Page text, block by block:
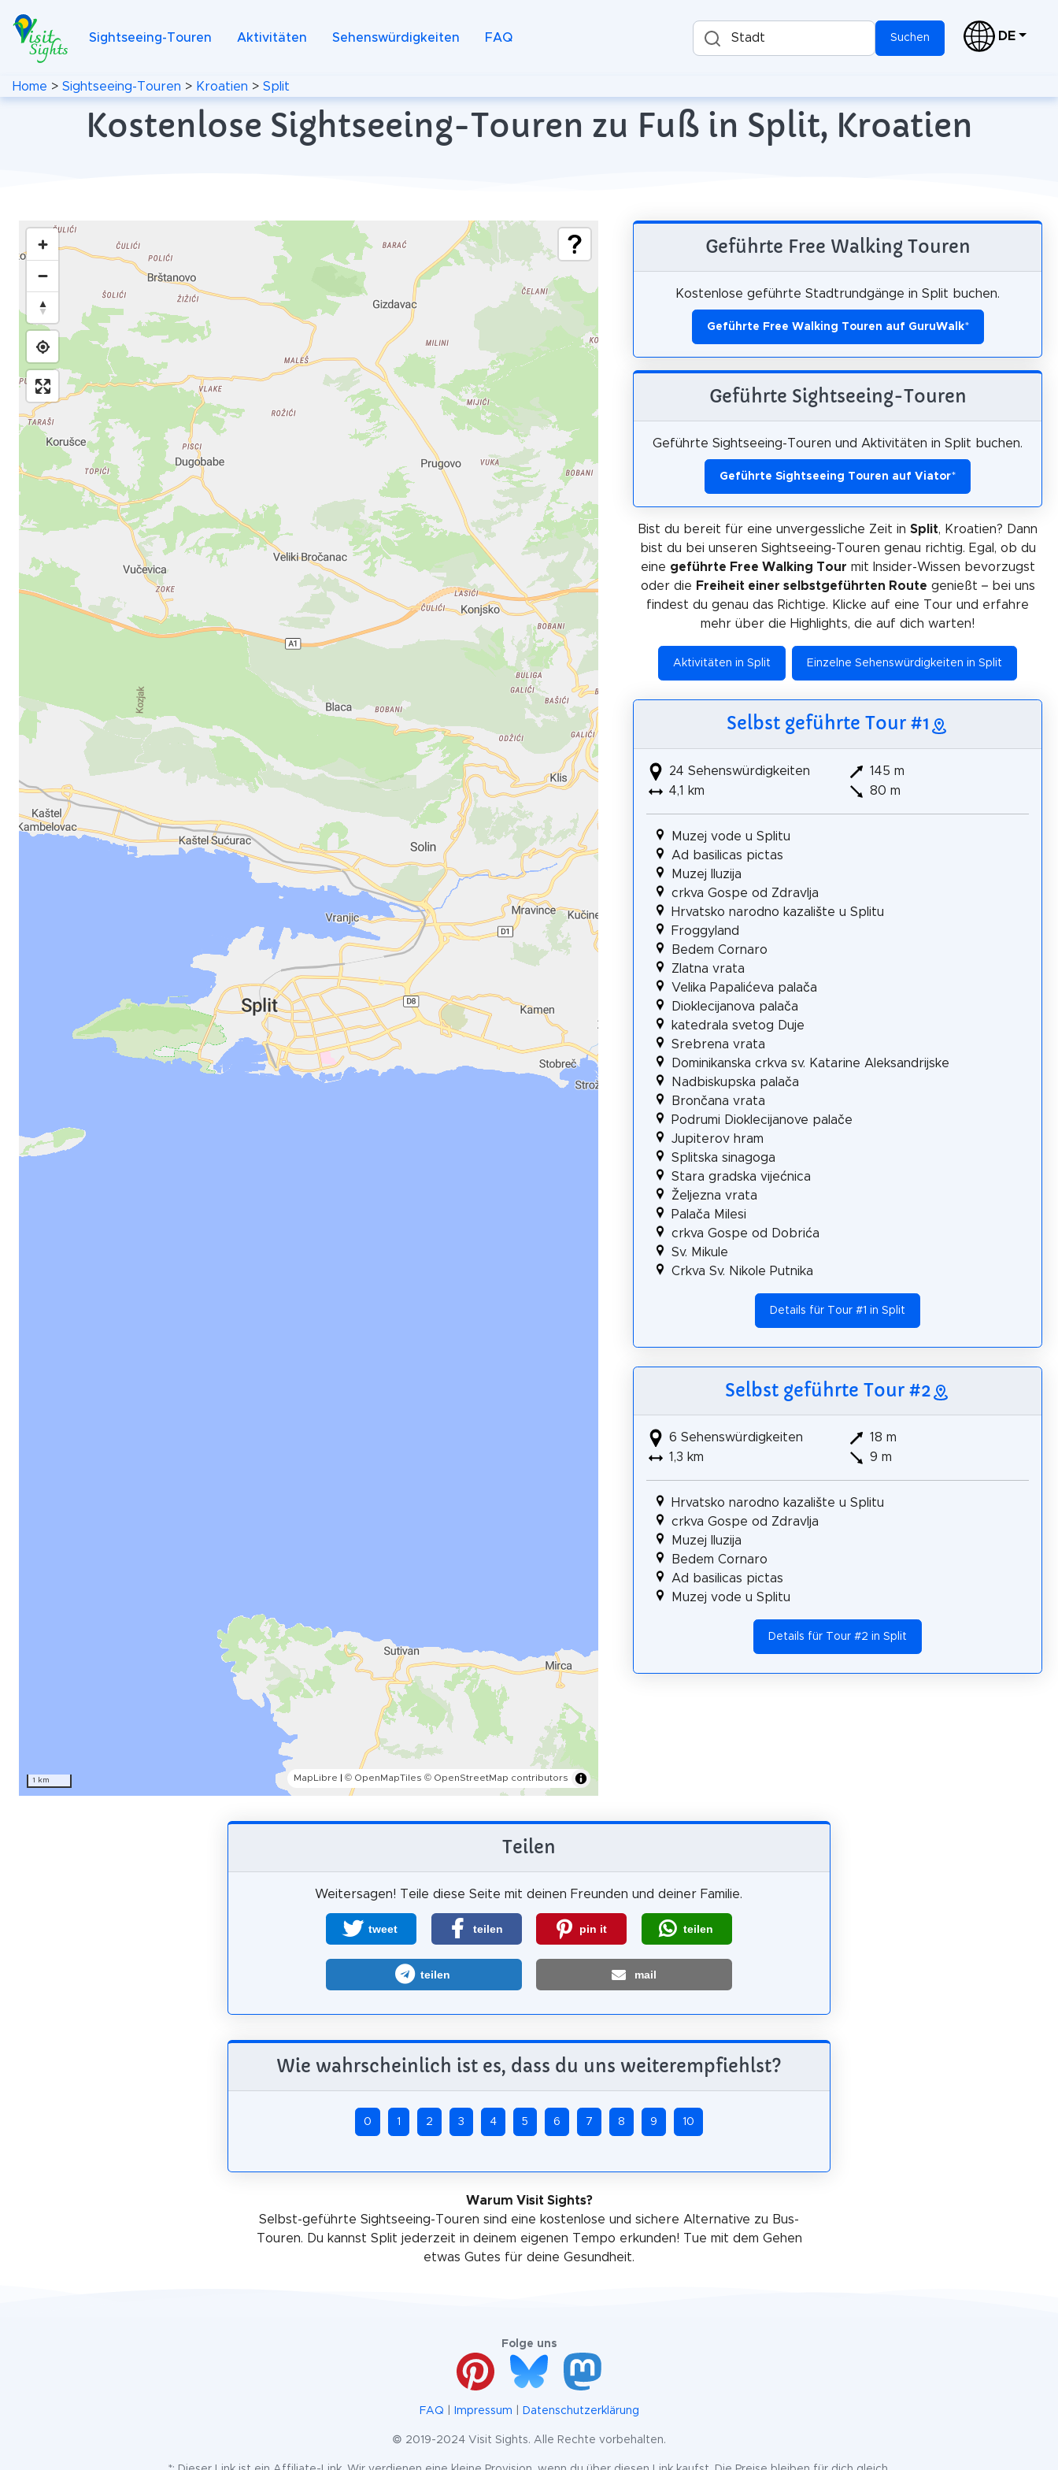
Sightseeing-Touren Aktivitäten Sehenswürdigkeiten FAQ Stadt Suchen DE
Home > Sightseeing-Touren > Kroatien > Split
Kostenlose Sightseeing-Touren zu Fuß in Split, Kroatien
1 km MapLibre | © OpenMapTiles © OpenStreetMap contributors
Geführte Free Walking Touren
Kostenlose geführte Stadtrundgänge in Split buchen.
Geführte Free Walking Touren auf GuruWalk*
Geführte Sightseeing-Touren
Geführte Sightseeing-Touren und Aktivitäten in Split buchen.
Geführte Sightseeing Touren auf Viator*
Bist du bereit für eine unvergessliche Zeit in Split, Kroatien? Dann
bist du bei unseren Sightseeing-Touren genau richtig. Egal, ob du
eine geführte Free Walking Tour mit Insider-Wissen bevorzugst
oder die Freiheit einer selbstgeführten Route genießt – bei uns
findest du genau das Richtige. Klicke auf eine Tour und erfahre
mehr über die Highlights, die auf dich warten!
Aktivitäten in Split Einzelne Sehenswürdigkeiten in Split
Selbst geführte Tour #1
24 Sehenswürdigkeiten
4,1 km
145 m
80 m
Muzej vode u Splitu
Ad basilicas pictas
Muzej Iluzija
crkva Gospe od Zdravlja
Hrvatsko narodno kazalište u Splitu
Froggyland
Bedem Cornaro
Zlatna vrata
Velika Papalićeva palača
Dioklecijanova palača
katedrala svetog Duje
Srebrena vrata
Dominikanska crkva sv. Katarine Aleksandrijske
Nadbiskupska palača
Brončana vrata
Podrumi Dioklecijanove palače
Jupiterov hram
Splitska sinagoga
Stara gradska vijećnica
Željezna vrata
Palača Milesi
crkva Gospe od Dobrića
Sv. Mikule
Crkva Sv. Nikole Putnika
Details für Tour #1 in Split
Selbst geführte Tour #2
6 Sehenswürdigkeiten
1,3 km
18 m
9 m
Hrvatsko narodno kazalište u Splitu
crkva Gospe od Zdravlja
Muzej Iluzija
Bedem Cornaro
Ad basilicas pictas
Muzej vode u Splitu
Details für Tour #2 in Split
Teilen
Weitersagen! Teile diese Seite mit deinen Freunden und deiner Familie.
tweet teilen pin it teilen
teilen mail
Wie wahrscheinlich ist es, dass du uns weiterempfiehlst?
0 1 2 3 4 5 6 7 8 9 10
Warum Visit Sights?
Selbst-geführte Sightseeing-Touren sind eine kostenlose und sichere Alternative zu Bus-
Touren. Du kannst Split jederzeit in deinem eigenen Tempo erkunden! Tue mit dem Gehen
etwas Gutes für deine Gesundheit.
Folge uns
FAQ Impressum Datenschutzerklärung
© 2019-2024 Visit Sights. Alle Rechte vorbehalten.